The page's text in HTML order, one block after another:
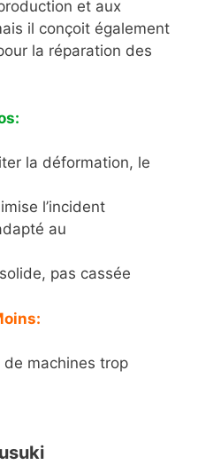
et aux
il conçoit également
la réparation des
la déformation, le
l’incident
au
pas cassée
de machines trop